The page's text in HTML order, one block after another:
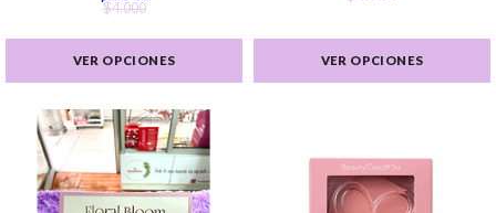
$4.000
VER OPCIONES VER OPCIONES